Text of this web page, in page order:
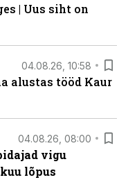
| Uus siht on
04.08.26, 10:58
alustas tööd Kaur
04.08.26, 08:00
vigu
lõpus